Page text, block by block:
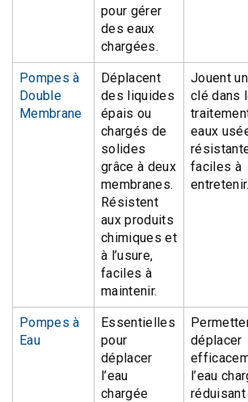
pour gérer
des eaux
chargées.
Pompes à
Double
Membrane
Déplacent
des liquides
épais ou
chargés de
solides
grâce à deux
membranes.
Résistent
aux produits
chimiques et
à l’usure,
faciles à
maintenir.
Jouent
clé dans
eaux
faciles à
entretenir.
Pompes à
Eau
Essentielles
pour
déplacer
l’eau
chargée
déplacer
l’eau